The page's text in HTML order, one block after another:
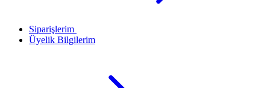
Siparişlerim
Üyelik Bilgilerim